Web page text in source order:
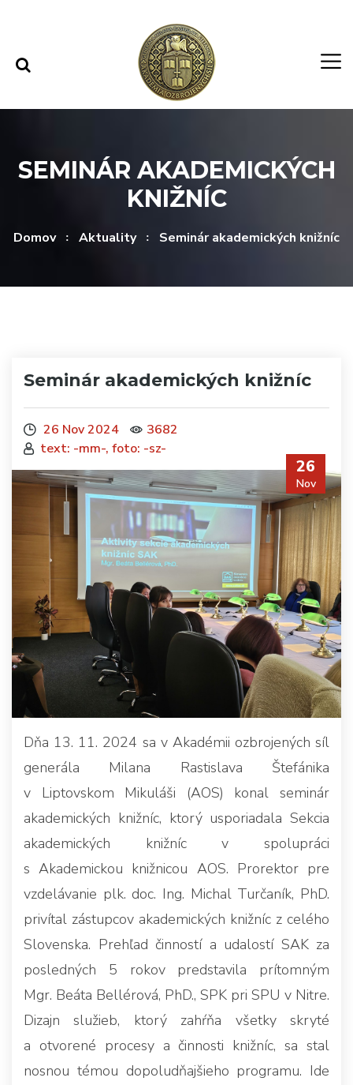
SEMINÁR AKADEMICKÝCH
KNIŽNÍC
Domov Aktuality Seminár akademických knižníc
Seminár akademických knižníc
26 Nov 2024
3682
text: -mm-, foto: -sz-
26
Nov
Dňa 13. 11. 2024 sa v Akadémii ozbrojených síl
generála Milana Rastislava Štefánika
v Liptovskom Mikuláši (AOS) konal seminár
akademických knižníc, ktorý usporiadala Sekcia
akademických knižníc v spolupráci
s Akademickou knižnicou AOS. Prorektor pre
vzdelávanie plk. doc. Ing. Michal Turčaník, PhD.
privítal zástupcov akademických knižníc z celého
Slovenska. Prehľad činností a udalostí SAK za
posledných 5 rokov predstavila prítomným
Mgr. Beáta Bellérová, PhD., SPK pri SPU v Nitre.
Dizajn služieb, ktorý zahŕňa všetky skryté
a otvorené procesy a činnosti knižníc, sa stal
nosnou témou dopoludňajšieho programu. Ide